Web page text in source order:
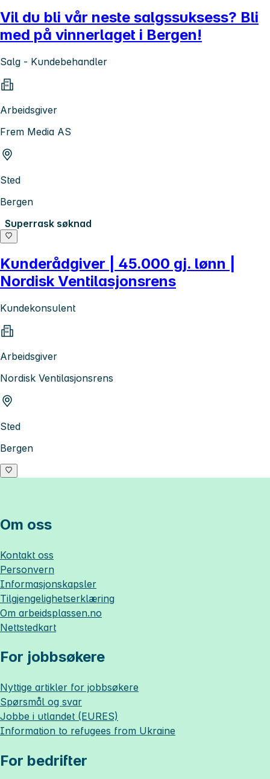
Vil du bli vår neste salgssuksess? Bli
med på vinnerlaget i Bergen!
Salg - Kundebehandler
Arbeidsgiver
Frem Media AS
Sted
Bergen
Superrask søknad
Kunderådgiver | 45.000 gj. lønn |
Nordisk Ventilasjonsrens
Kundekonsulent
Arbeidsgiver
Nordisk Ventilasjonsrens
Sted
Bergen
Om oss
Kontakt oss
Personvern
Informasjonskapsler
Tilgjengelighetserklæring
Om arbeidsplassen.no
Nettstedkart
For jobbsøkere
Nyttige artikler for jobbsøkere
Spørsmål og svar
Jobbe i utlandet (EURES)
Information to refugees from Ukraine
For bedrifter